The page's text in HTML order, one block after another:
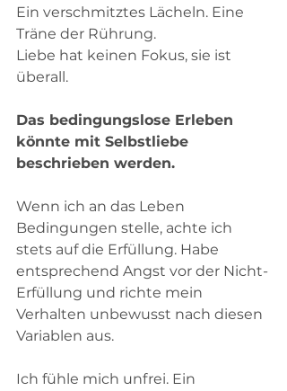
Ein verschmitztes Lächeln. Eine
Träne der Rührung.
Liebe hat keinen Fokus, sie ist
überall.
Das bedingungslose Erleben
könnte mit Selbstliebe
beschrieben werden.
Wenn ich an das Leben
Bedingungen stelle, achte ich
stets auf die Erfüllung. Habe
entsprechend Angst vor der Nicht-
Erfüllung und richte mein
Verhalten unbewusst nach diesen
Variablen aus.
Ich fühle mich unfrei. Ein